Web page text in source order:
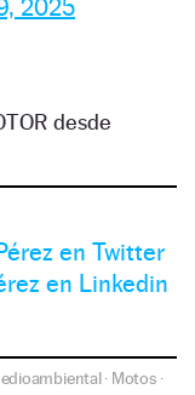
2025
desde
en Twitter
en Linkedin
· Motos·